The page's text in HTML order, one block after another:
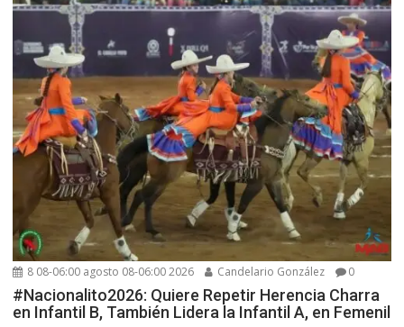
8 08-06:00 agosto 08-06:00 2026 Candelario González 0
#Nacionalito2026: Quiere Repetir Herencia Charra
en Infantil B, También Lidera la Infantil A, en Femenil